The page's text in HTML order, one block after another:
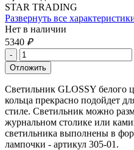
STAR TRADING
Развернуть все
Нет в наличии
5340 ₽
Светильник GLOSSY белого
кольца прекрасно подойдет
стиле. Светильник можно
журнальном столике или
светильника выполнены в
лампочки - артикул 305-01.